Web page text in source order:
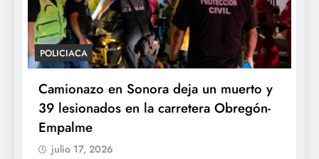
POLICIACA
Camionazo en Sonora deja un muerto y
39 lesionados en la carretera Obregón-
Empalme
julio 17, 2026